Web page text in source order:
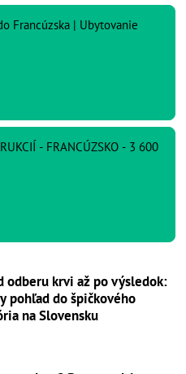
Francúzska | Ubytovanie
- FRANCÚZSKO - 3 600
odberu krvi až po výsledok:
pohľad do špičkového
na Slovensku